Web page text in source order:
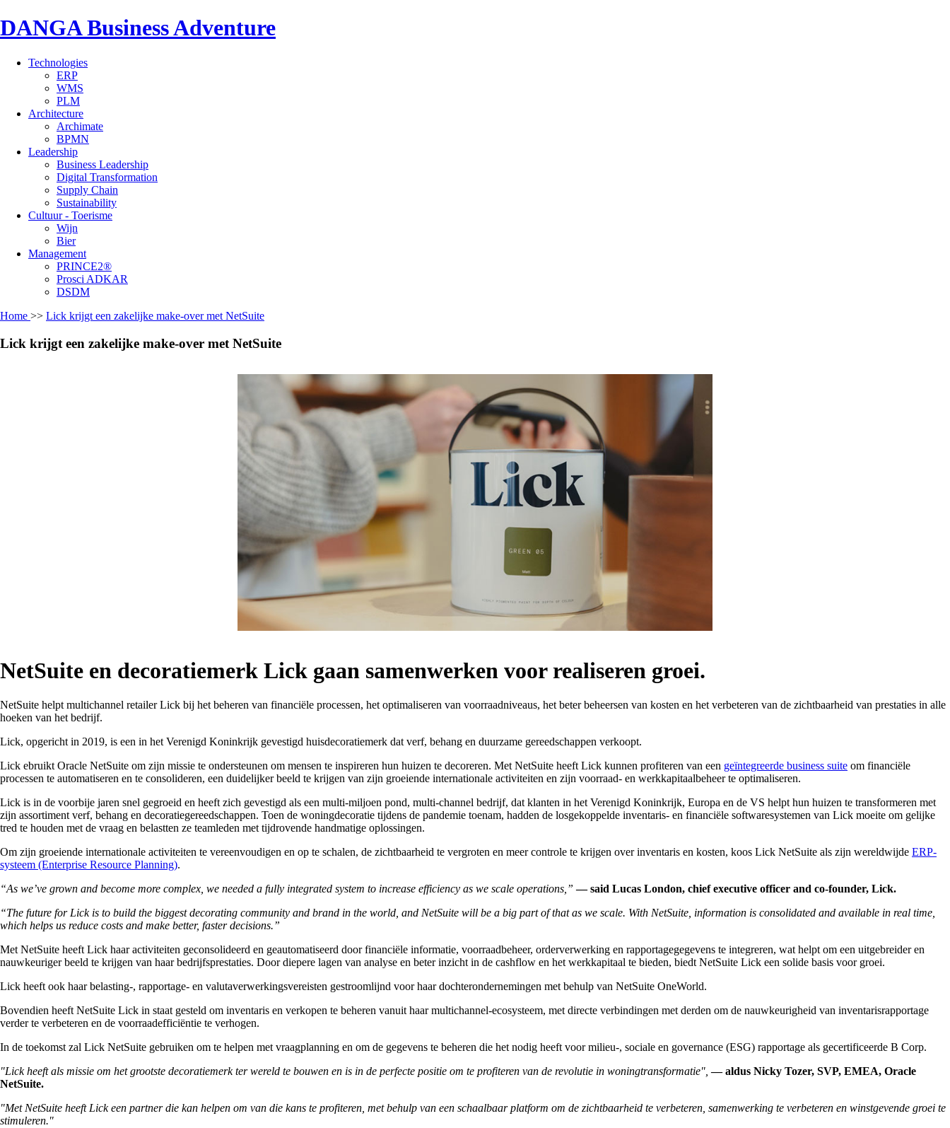
DANGA Business Adventure
Technologies
ERP
WMS
PLM
Architecture
Archimate
BPMN
Leadership
Business Leadership
Digital Transformation
Supply Chain
Sustainability
Cultuur - Toerisme
Wijn
Bier
Management
PRINCE2®
Prosci ADKAR
DSDM
Home >> Lick krijgt een zakelijke make-over met NetSuite
Lick krijgt een zakelijke make-over met NetSuite
NetSuite en decoratiemerk Lick gaan samenwerken voor realiseren groei.
NetSuite helpt multichannel retailer Lick bij het beheren van financiële processen, het optimaliseren van voorraadniveaus, het beter beheersen van kosten en het verbeteren van de zichtbaarheid van prestaties in alle
hoeken van het bedrijf.
Lick, opgericht in 2019, is een in het Verenigd Koninkrijk gevestigd huisdecoratiemerk dat verf, behang en duurzame gereedschappen verkoopt.
Lick ebruikt Oracle NetSuite om zijn missie te ondersteunen om mensen te inspireren hun huizen te decoreren. Met NetSuite heeft Lick kunnen profiteren van een geïntegreerde business suite om financiële
processen te automatiseren en te consolideren, een duidelijker beeld te krijgen van zijn groeiende internationale activiteiten en zijn voorraad- en werkkapitaalbeheer te optimaliseren.
Lick is in de voorbije jaren snel gegroeid en heeft zich gevestigd als een multi-miljoen pond, multi-channel bedrijf, dat klanten in het Verenigd Koninkrijk, Europa en de VS helpt hun huizen te transformeren met
zijn assortiment verf, behang en decoratiegereedschappen. Toen de woningdecoratie tijdens de pandemie toenam, hadden de losgekoppelde inventaris- en financiële softwaresystemen van Lick moeite om gelijke
tred te houden met de vraag en belastten ze teamleden met tijdrovende handmatige oplossingen.
Om zijn groeiende internationale activiteiten te vereenvoudigen en op te schalen, de zichtbaarheid te vergroten en meer controle te krijgen over inventaris en kosten, koos Lick NetSuite als zijn wereldwijde ERP-
systeem (Enterprise Resource Planning).
“As we’ve grown and become more complex, we needed a fully integrated system to increase efficiency as we scale operations,” — said Lucas London, chief executive officer and co-founder, Lick.
“The future for Lick is to build the biggest decorating community and brand in the world, and NetSuite will be a big part of that as we scale. With NetSuite, information is consolidated and available in real time,
which helps us reduce costs and make better, faster decisions.”
Met NetSuite heeft Lick haar activiteiten geconsolideerd en geautomatiseerd door financiële informatie, voorraadbeheer, orderverwerking en rapportagegegevens te integreren, wat helpt om een uitgebreider en
nauwkeuriger beeld te krijgen van haar bedrijfsprestaties. Door diepere lagen van analyse en beter inzicht in de cashflow en het werkkapitaal te bieden, biedt NetSuite Lick een solide basis voor groei.
Lick heeft ook haar belasting-, rapportage- en valutaverwerkingsvereisten gestroomlijnd voor haar dochterondernemingen met behulp van NetSuite OneWorld.
Bovendien heeft NetSuite Lick in staat gesteld om inventaris en verkopen te beheren vanuit haar multichannel-ecosysteem, met directe verbindingen met derden om de nauwkeurigheid van inventarisrapportage
verder te verbeteren en de voorraadefficiëntie te verhogen.
In de toekomst zal Lick NetSuite gebruiken om te helpen met vraagplanning en om de gegevens te beheren die het nodig heeft voor milieu-, sociale en governance (ESG) rapportage als gecertificeerde B Corp.
"Lick heeft als missie om het grootste decoratiemerk ter wereld te bouwen en is in de perfecte positie om te profiteren van de revolutie in woningtransformatie", — aldus Nicky Tozer, SVP, EMEA, Oracle
NetSuite.
"Met NetSuite heeft Lick een partner die kan helpen om van die kans te profiteren, met behulp van een schaalbaar platform om de zichtbaarheid te verbeteren, samenwerking te verbeteren en winstgevende groei te
stimuleren."